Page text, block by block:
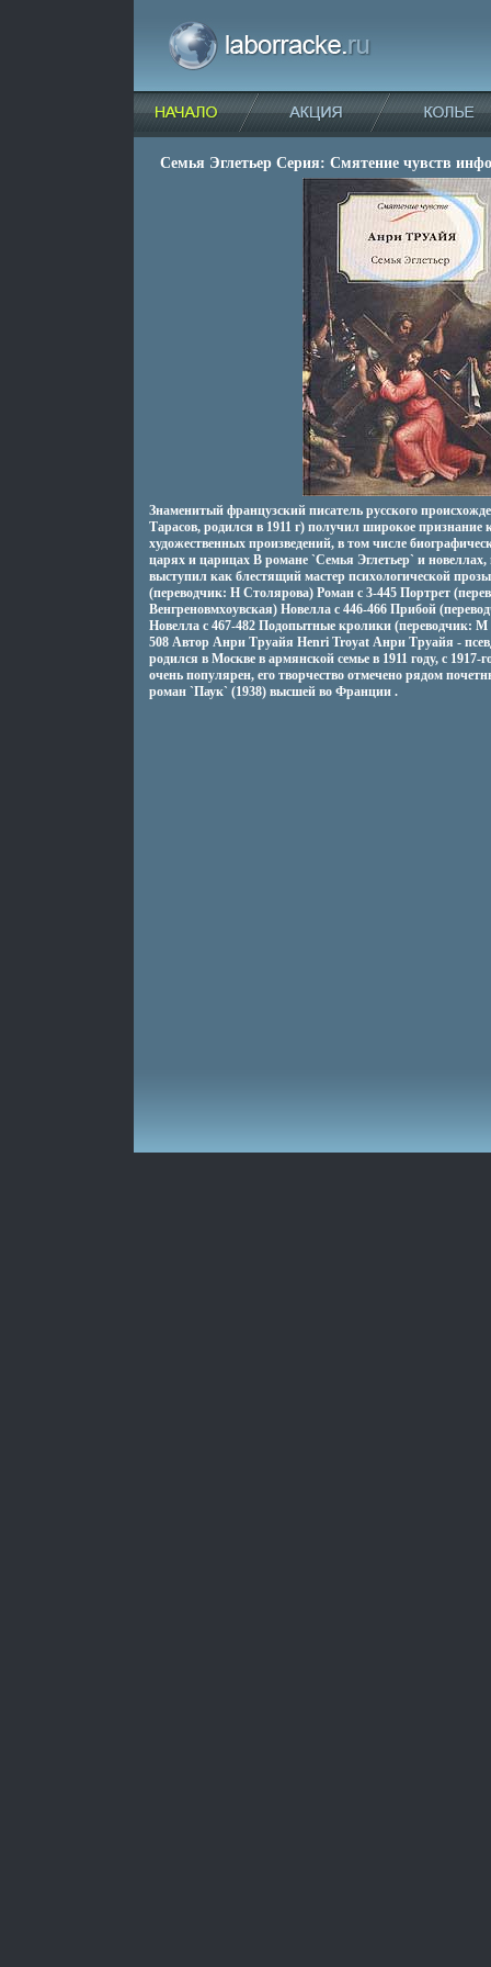
Семья Эглетьер Серия: Смятение чувств
Знаменитый французский писатель русского
Тарасов, родился в 1911 г) получил широкое признание
художественных произведений, в том числе
царях и царицах В романе `Семья Эглетьер` и
выступил как блестящий мастер психологической
(переводчик: Н Столярова) Роман c 3-445 Портрет
Венгреновмхоувская) Новелла c 446-466 Прибой
Новелла c 467-482 Подопытные кролики (переводчик: М
508 Автор Анри Труайя Henri Troyat Анри Труайя -
родился в Москве в армянской семье в 1911 году, с
очень популярен, его творчество отмечено рядом
роман `Паук` (1938) высшей во Франции .